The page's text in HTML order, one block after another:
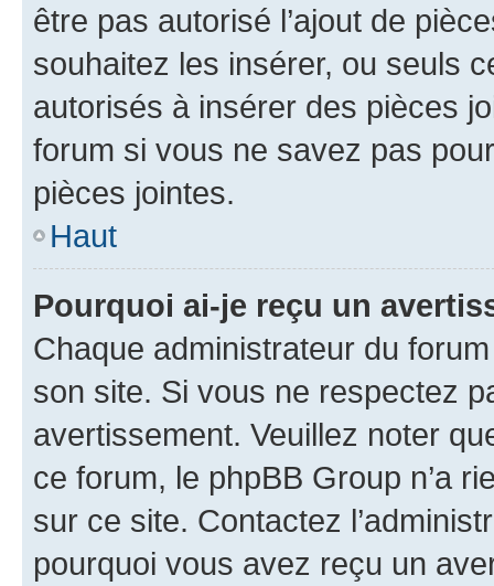
être pas autorisé l’ajout de
souhaitez les insérer, ou seuls
autorisés à insérer des pièces
forum si vous ne savez pas
pièces jointes.
Haut
Pourquoi ai-je reçu un
Chaque administrateur du
son site. Si vous ne respectez
avertissement. Veuillez noter
ce forum, le phpBB Group n’a
sur ce site. Contactez
pourquoi vous avez reçu un